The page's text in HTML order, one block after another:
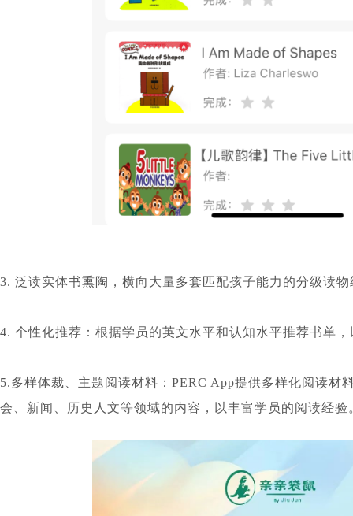
3. 泛读实体书熏陶，横向大量多套匹配孩子能力的分级读
4. 个性化推荐：根据学员的英文水平和认知水平推荐书单
5.多样体裁、主题阅读材料：PERC App提供多样化阅读材
会、新闻、历史人文等领域的内容，以丰富学员的阅读经验